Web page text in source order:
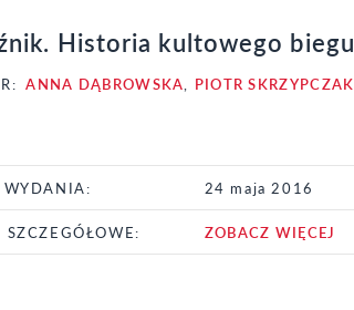
Historia kultowego biegu
ANNA DĄBROWSKA PIOTR SKRZYPCZAK
WYDANIA: 24 maja 2016
SZCZEGÓŁOWE: ZOBACZ WIĘCEJ